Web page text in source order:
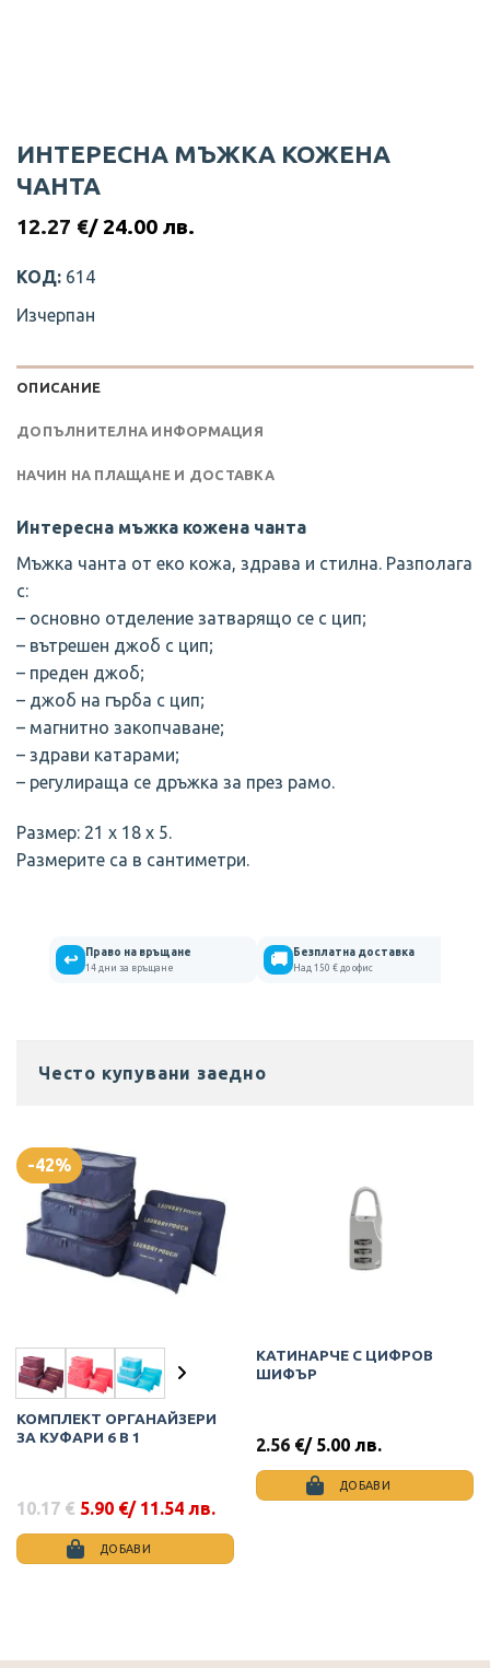
ИНТЕРЕСНА МЪЖКА КОЖЕНА
ЧАНТА
12.27 €/ 24.00 лв.
КОД: 614
Изчерпан
ОПИСАНИЕ
ДОПЪЛНИТЕЛНА ИНФОРМАЦИЯ
НАЧИН НА ПЛАЩАНЕ И ДОСТАВКА
Интересна мъжка кожена чанта
Мъжка чанта от еко кожа, здрава и стилна. Разполага
с:
– основно отделение затварящо се с цип;
– вътрешен джоб с цип;
– преден джоб;
– джоб на гърба с цип;
– магнитно закопчаване;
– здрави катарами;
– регулираща се дръжка за през рамо.
Размер: 21 х 18 х 5.
Размерите са в сантиметри.
↩ Право на връщане
14 дни за връщане 🚚 Безплатна доставка
Над 150 € до офис
Често купувани заедно
-42%
КОМПЛЕКТ ОРГАНАЙЗЕРИ
ЗА КУФАРИ 6 В 1
10.17 €
Original
price
10.17 €.
5.90 €
Текущата
цена
5.90 €.
/ 11.54 лв.
ДОБАВИ
КАТИНАРЧЕ С ЦИФРОВ
ШИФЪР
2.56 €/ 5.00 лв.
ДОБАВИ